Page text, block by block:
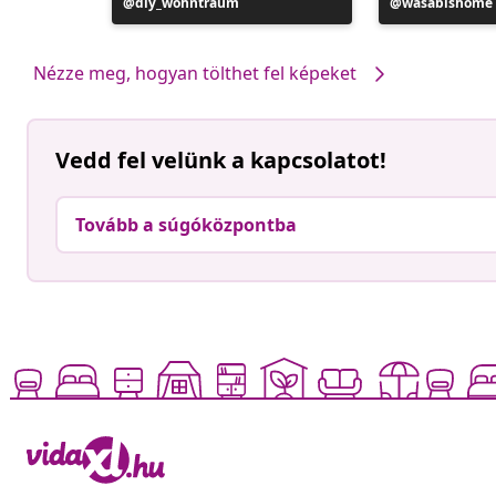
közzétevője
közzétevője
Nézze meg, hogyan tölthet fel képeket
Vedd fel velünk a kapcsolatot!
Tovább a súgóközpontba